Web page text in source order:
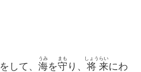
をして、 海
うみ
を守
まも
り、 将
しょう
来
らい
にわ